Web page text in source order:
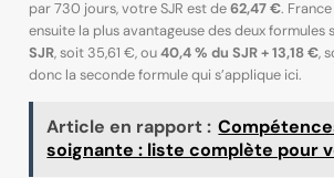
par 730 jours, votre SJR est de62,47 €.
ensuite la plus avantageuse des deux formules
SJR, soit 35,61 €, ou40,4 % du SJR + 13,18 €,
donc la seconde formule qui s’applique ici.
Article en rapport :
soignante : liste complète pour